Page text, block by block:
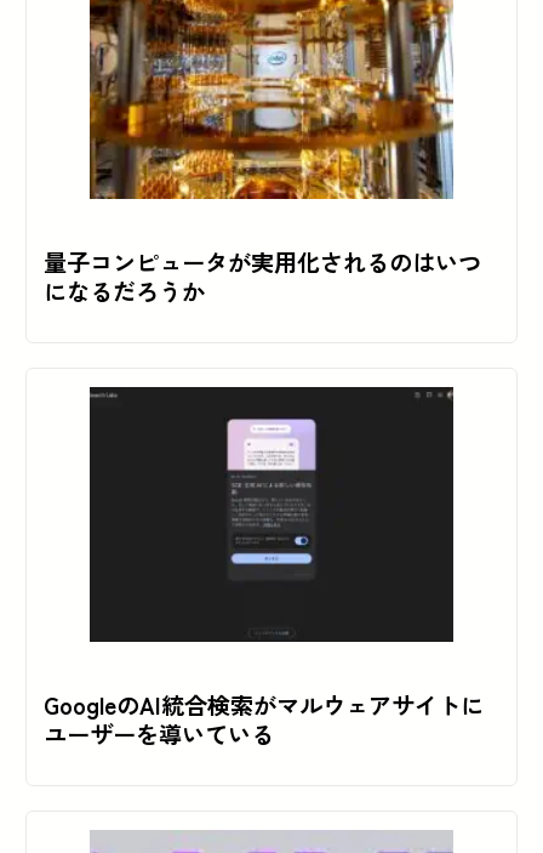
量子コンピュータが実用化されるのはいつ
になるだろうか
GoogleのAI統合検索がマルウェアサイトに
ユーザーを導いている